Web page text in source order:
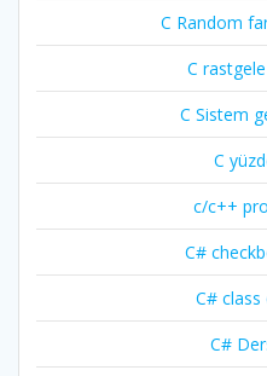
C Random
C
C Sistem
C
c/c++
C#
C#
C#